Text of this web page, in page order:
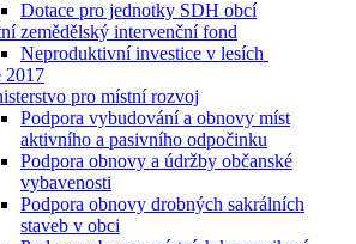
Dotace pro jednotky SDH obcí
zemědělský intervenční fond
Neproduktivní investice v lesích
2017
pro místní rozvoj
Podpora vybudování a obnovy míst
aktivního a pasivního odpočinku
Podpora obnovy a údržby občanské
vybavenosti
Podpora obnovy drobných sakrálních
staveb v obci